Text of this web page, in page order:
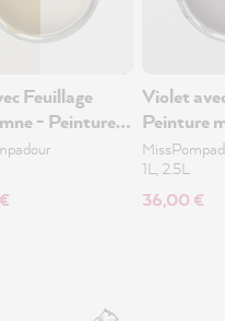
Feuillage
- Peinture
mate 1L
Violet
Peinture
mate 1L
1L, 2.5L
36,00 €